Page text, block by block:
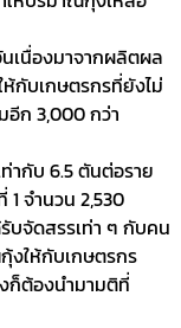
เนื่องมาจากผลิตผล
กับเกษตรกรที่ยังไม่
อีก 3,000 กว่า
ากับ 6.5 ตันต่อราย
1 จำนวน 2,530
รับจัดสรรเท่า ๆ กับคน
งให้กับเกษตรกร
ก็ต้องนำมามติที่